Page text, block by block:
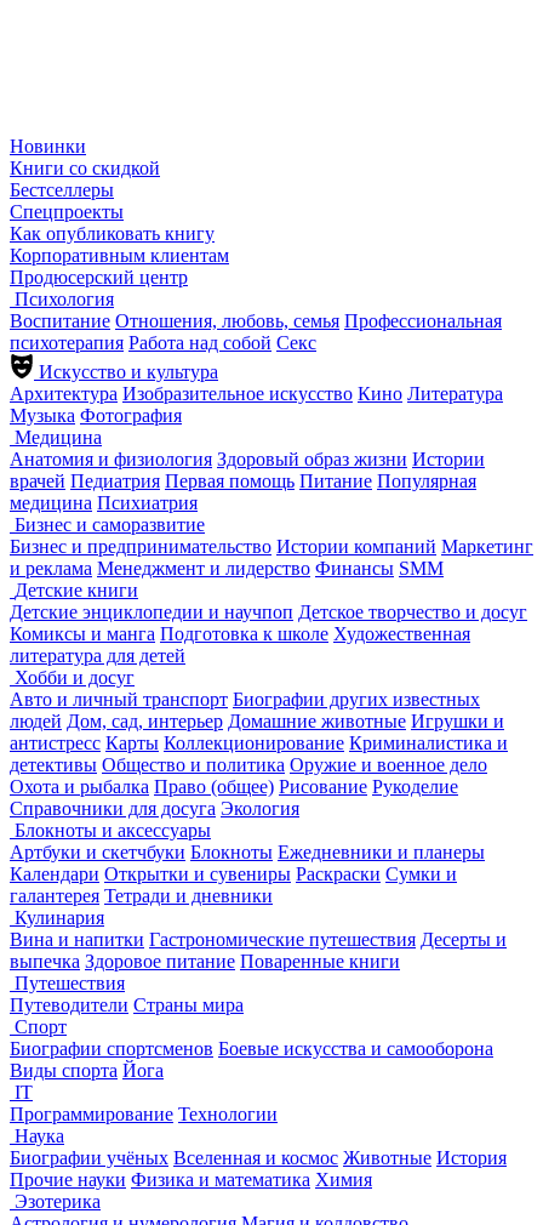
Новинки
Книги со скидкой
Бестселлеры
Спецпроекты
Как опубликовать книгу
Корпоративным клиентам
Продюсерский центр
Психология
Воспитание Отношения, любовь, семья Профессиональная
психотерапия Работа над собой Секс
Искусство и культура
Архитектура Изобразительное искусство Кино Литература
Музыка Фотография
Медицина
Анатомия и физиология Здоровый образ жизни Истории
врачей Педиатрия Первая помощь Питание Популярная
медицина Психиатрия
Бизнес и саморазвитие
Бизнес и предпринимательство Истории компаний Маркетинг
и реклама Менеджмент и лидерство Финансы SMM
Детские книги
Детские энциклопедии и научпоп Детское творчество и досуг
Комиксы и манга Подготовка к школе Художественная
литература для детей
Хобби и досуг
Авто и личный транспорт Биографии других известных
людей Дом, сад, интерьер Домашние животные Игрушки и
антистресс Карты Коллекционирование Криминалистика и
детективы Общество и политика Оружие и военное дело
Охота и рыбалка Право (общее) Рисование Рукоделие
Справочники для досуга Экология
Блокноты и аксессуары
Артбуки и скетчбуки Блокноты Ежедневники и планеры
Календари Открытки и сувениры Раскраски Сумки и
галантерея Тетради и дневники
Кулинария
Вина и напитки Гастрономические путешествия Десерты и
выпечка Здоровое питание Поваренные книги
Путешествия
Путеводители Страны мира
Спорт
Биографии спортсменов Боевые искусства и самооборона
Виды спорта Йога
IT
Программирование Технологии
Наука
Биографии учёных Вселенная и космос Животные История
Прочие науки Физика и математика Химия
Эзотерика